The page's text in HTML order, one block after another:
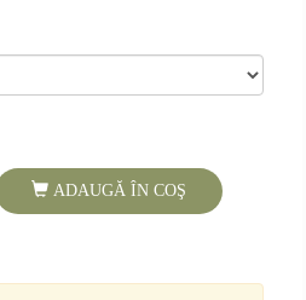
ADAUGĂ ÎN COŞ